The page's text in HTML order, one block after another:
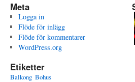
Meta
Logga in
Flöde för inlägg
Flöde för kommentarer
WordPress.org
Etiketter
Balkong Bohus